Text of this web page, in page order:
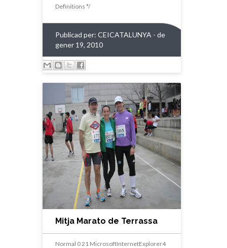
Definitions */
Publicad per: CEICATALUNYA - de
gener 19, 2010
Mitja Marato de Terrassa
Normal 0 21 MicrosoftInternetExplorer4